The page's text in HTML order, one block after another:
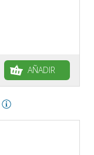
AÑADIR